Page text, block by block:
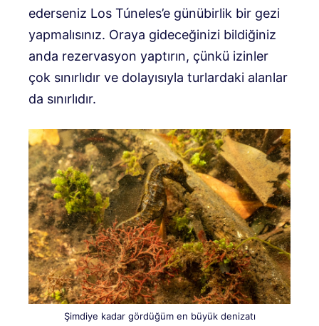
ederseniz Los Túneles’e günübirlik bir gezi
yapmalısınız. Oraya gideceğinizi bildiğiniz
anda rezervasyon yaptırın, çünkü izinler
çok sınırlıdır ve dolayısıyla turlardaki alanlar
da sınırlıdır.
Şimdiye kadar gördüğüm en büyük denizatı